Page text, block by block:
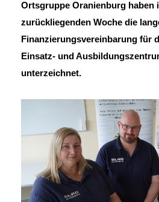
Ortsgruppe Oranienburg haben
zurückliegenden Woche die
Finanzierungsvereinbarung für
Einsatz- und
unterzeichnet.